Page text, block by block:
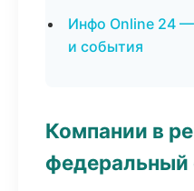
Инфо Online 24
и события
Компании в
федеральный